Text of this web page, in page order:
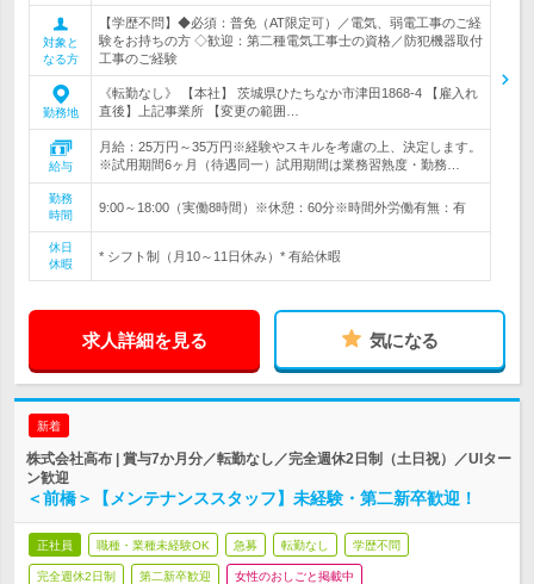
対象と
なる方
【学歴不問】◆必須：普免（AT限定可）／電気、弱電工事のご経
験をお持ちの方 ◇歓迎：第二種電気工事士の資格／防犯機器取付
工事のご経験
勤務地
《転勤なし》 【本社】 茨城県ひたちなか市津田1868-4 【雇入れ
直後】上記事業所 【変更の範囲…
給与
月給：25万円～35万円※経験やスキルを考慮の上、決定します。
※試用期間6ヶ月（待遇同一）試用期間は業務習熟度・勤務…
勤務
時間
9:00～18:00（実働8時間）※休憩：60分※時間外労働有無：有
休日
休暇
* シフト制（月10～11日休み）* 有給休暇
求人詳細を見る 気になる
新着
株式会社高布 | 賞与7か月分／転勤なし／完全週休2日制（土日祝）／UIター
ン歓迎
＜前橋＞【メンテナンススタッフ】未経験・第二新卒歓迎！
正社員 職種・業種未経験OK 急募 転勤なし 学歴不問
完全週休2日制 第二新卒歓迎 女性のおしごと掲載中